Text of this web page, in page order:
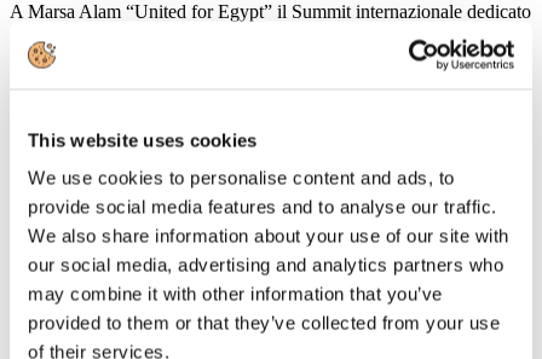
This website uses cookies
We use cookies to personalise content and ads, to
provide social media features and to analyse our traffic.
We also share information about your use of our site with
our social media, advertising and analytics partners who
may combine it with other information that you’ve
provided to them or that they’ve collected from your use
of their services.
A Marsa Alam “United for Egypt” il Summit internazionale dedicato
Da domani sino al 12 giugno, presso l’Hotel Intercontinental di Port
dei Network Italiani), Ministero ed Ente del Turismo Egiziano,
Swan Tour, Turisanda e Veratour, in collaborazione con Blue
Panorama, Neos, Meridiana ed Egyptair.
La tre giorni egiziana è un’iniziativa senza precedenti poiché per la
prima volta riunisce tutti gli attori della filiera turistica legata alla
destinazione per mettere in risalto i tratti di unicità che rendono
l’Egitto la meta extra-europea preferita dagli italiani e per fare un
focus sullo scenario geopolitico attuale. Oltre ai rappresentanti delle
istituzioni, dei tour operator, dei network e dei vettori, all’evento